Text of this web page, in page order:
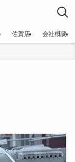
佐賀店 会社概要